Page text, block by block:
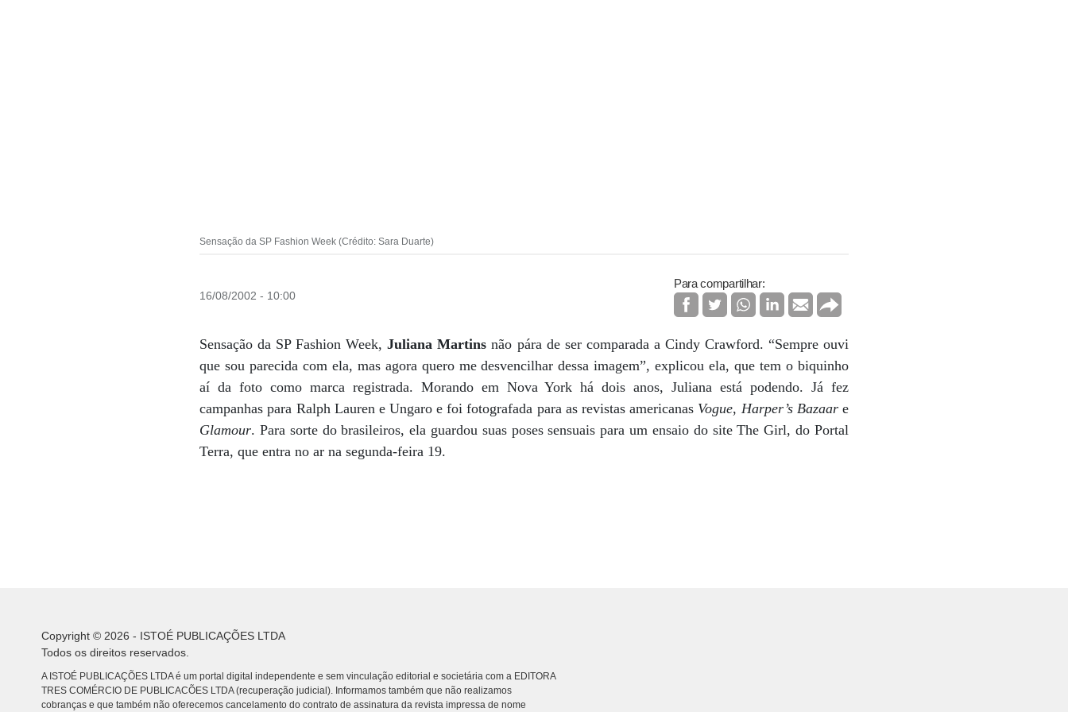
Sensação da SP Fashion Week (Crédito: Sara Duarte)
16/08/2002 - 10:00
Para compartilhar:
Sensação da SP Fashion Week,Juliana Martins não pára de ser comparada a Cindy Crawford. “Sempre ouvi
que sou parecida com ela, mas agora quero me desvencilhar dessa imagem”, explicou ela, que tem o biquinho
aí da foto como marca registrada. Morando em Nova York há dois anos, Juliana está podendo. Já fez
campanhas para Ralph Lauren e Ungaro e foi fotografada para as revistas americanas Vogue, Harper’s Bazaare
Glamour. Para sorte do brasileiros, ela guardou suas poses sensuais para um ensaio do site The Girl, do Portal
Terra, que entra no ar na segunda-feira 19.
Copyright © 2026 - ISTOÉ PUBLICAÇÕES LTDA
Todos os direitos reservados.
A ISTOÉ PUBLICAÇÕES LTDA é um portal digital independente e sem vinculação editorial e societária com a EDITORA
TRES COMÉRCIO DE PUBLICACÕES LTDA (recuperação judicial). Informamos também que não realizamos
cobranças e que também não oferecemos cancelamento do contrato de assinatura da revista impressa de nome